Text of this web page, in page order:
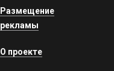
Размещение
рекламы
О проекте